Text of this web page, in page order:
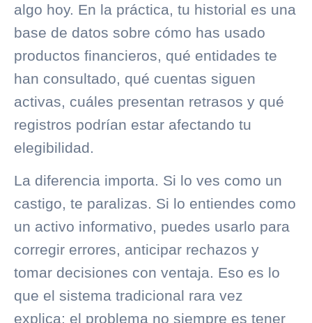
algo hoy. En la práctica, tu historial es una
base de datos sobre cómo has usado
productos financieros, qué entidades te
han consultado, qué cuentas siguen
activas, cuáles presentan retrasos y qué
registros podrían estar afectando tu
elegibilidad.
La diferencia importa. Si lo ves como un
castigo, te paralizas. Si lo entiendes como
un activo informativo, puedes usarlo para
corregir errores, anticipar rechazos y
tomar decisiones con ventaja. Eso es lo
que el sistema tradicional rara vez
explica: el problema no siempre es tener